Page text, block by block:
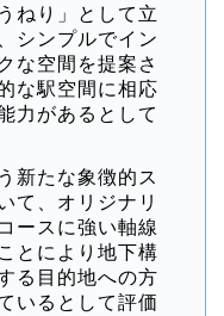
ねり」として立
シンプルでイン
な空間を提案さ
な駅空間に相応
力があるとして
新たな象徴的ス
て、オリジナリ
ースに強い軸線
とにより地下構
る目的地への方
いるとして評価